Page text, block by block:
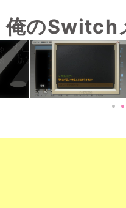
俺のSwitch